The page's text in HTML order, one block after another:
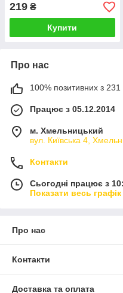
219 ₴
Купити
Про нас
100% позитивних з 231
Працює з 05.12.2014
м. Хмельницький
вул. Київська 4,
Контакти
Сьогодні працює з
Показати весь
Про нас
Контакти
Доставка та оплата